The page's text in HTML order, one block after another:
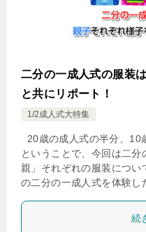
二分の一成人式の服装
と共にリポート！
1/2成人式大特集
20歳の成人式の半分、10
ということで、今回は二分
親」それぞれの服装につ
の二分の一成人式を体験
続